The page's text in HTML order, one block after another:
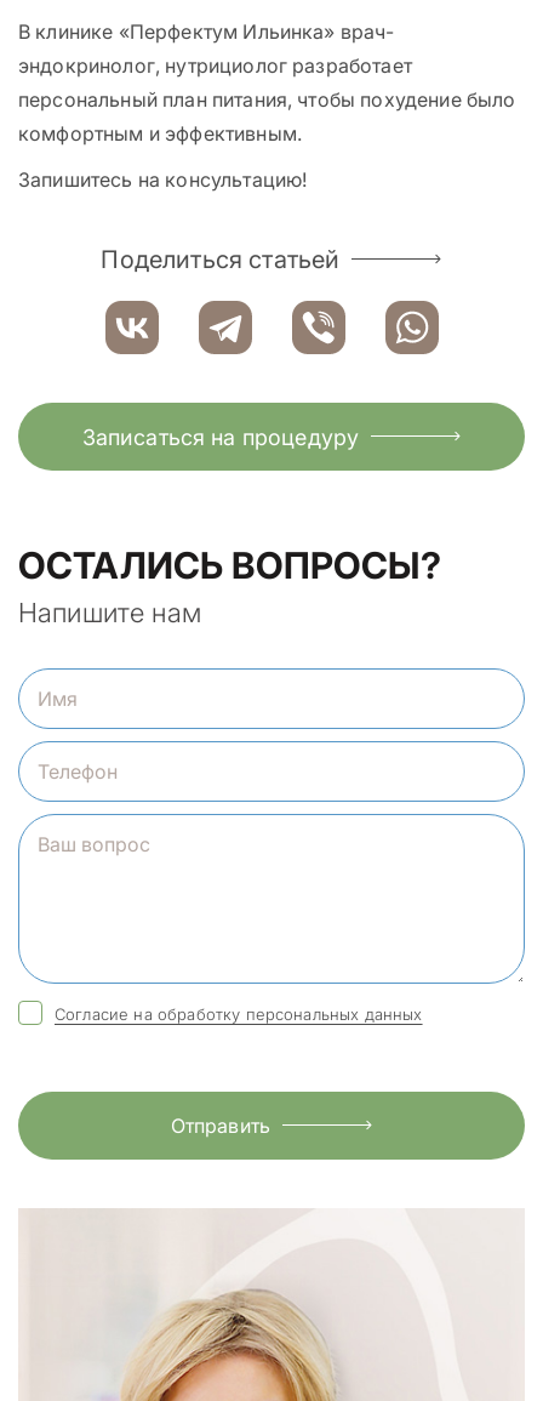
В клинике «Перфектум Ильинка» врач-
эндокринолог, нутрициолог разработает
персональный план питания, чтобы похудение было
комфортным и эффективным.
Запишитесь на консультацию!
Поделиться статьей
Записаться на процедуру
ОСТАЛИСЬ ВОПРОСЫ?
Напишите нам
Согласие на обработку персональных данных
Отправить